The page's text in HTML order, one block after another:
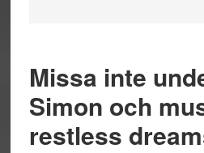
Missa inte
Simon och
restless